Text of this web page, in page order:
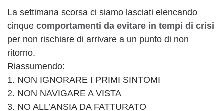
La settimana scorsa ci siamo lasciati elencando
cinque comportamenti da evitare in tempi di crisi
per non rischiare di arrivare a un punto di non
ritorno.
Riassumendo:
1. NON IGNORARE I PRIMI SINTOMI
2. NON NAVIGARE A VISTA
3. NO ALL’ANSIA DA FATTURATO